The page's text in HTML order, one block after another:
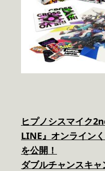
ヒプノシスマイク
LINE』オンライン
を公開！
ダブルチャンスキャ